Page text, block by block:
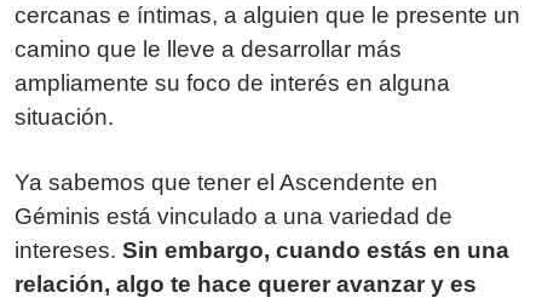
cercanas e íntimas, a alguien que le presente un
camino que le lleve a desarrollar más
ampliamente su foco de interés en alguna
situación.
Ya sabemos que tener el Ascendente en
Géminis está vinculado a una variedad de
intereses. Sin embargo, cuando estás en una
relación, algo te hace querer avanzar y es